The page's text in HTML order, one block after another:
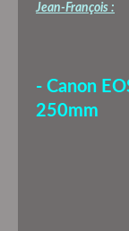
Jean-François :
- Canon
250mm